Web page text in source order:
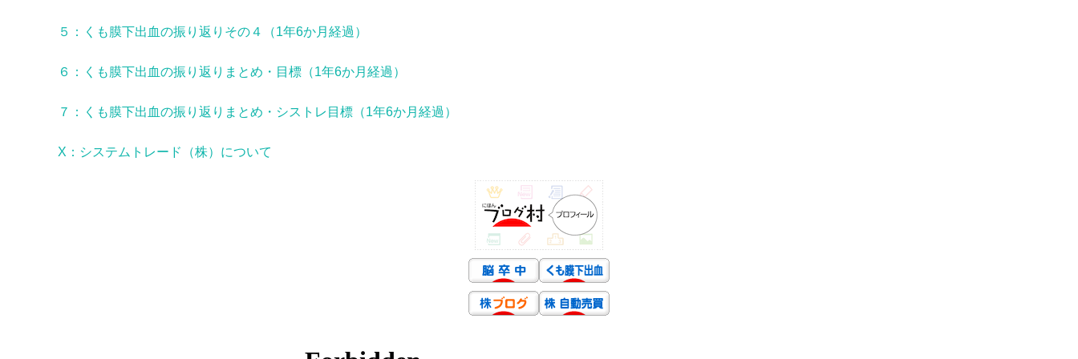
５： くも膜下出血の振り返りその４（1年6か月経過）
６：くも膜下出血の振り返りまとめ・目標（1年6か月経過）
７：くも膜下出血の振り返りまとめ・シストレ目標（1年6か月経過）
X：システムトレード（株）について